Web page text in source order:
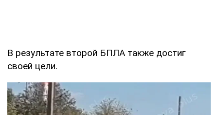
В результате второй БПЛА также достиг
своей цели.